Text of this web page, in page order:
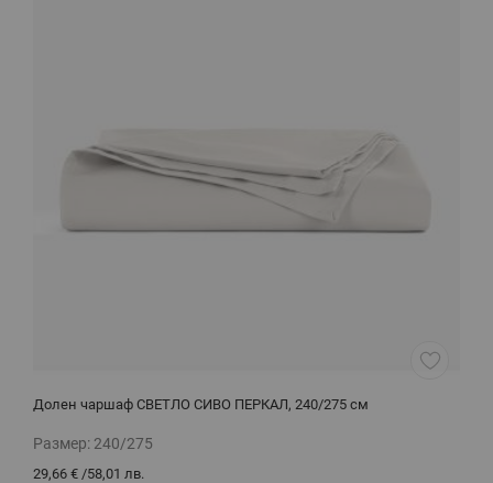
Долен чаршаф СВЕТЛО СИВО ПЕРКАЛ, 240/275 см
Размер: 240/275
29,66 € /58,01 лв.